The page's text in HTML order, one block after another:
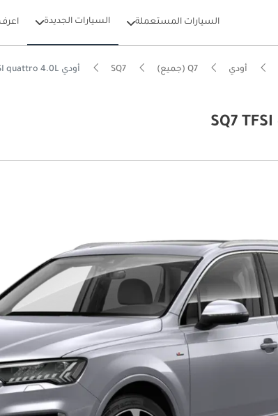
السيارات المستعملة السيارات الجديدة
أودي Q7 (جميع) SQ7 أودي SQ7 TFSI quattro 4.0L